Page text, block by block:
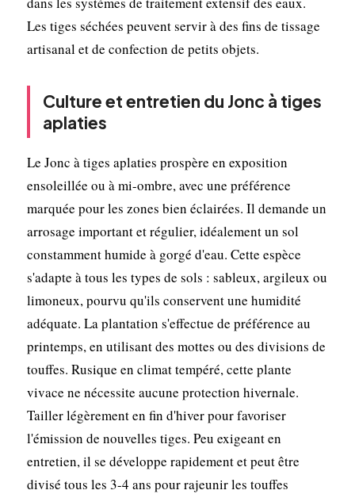
Les tiges séchées peuvent servir à des fins de tissage
artisanal et de confection de petits objets.
Culture et entretien du Jonc à tiges
aplaties
Le Jonc à tiges aplaties prospère en exposition
ensoleillée ou à mi-ombre, avec une préférence
marquée pour les zones bien éclairées. Il demande un
arrosage important et régulier, idéalement un sol
constamment humide à gorgé d'eau. Cette espèce
s'adapte à tous les types de sols : sableux, argileux ou
limoneux, pourvu qu'ils conservent une humidité
adéquate. La plantation s'effectue de préférence au
printemps, en utilisant des mottes ou des divisions de
touffes. Rusique en climat tempéré, cette plante
vivace ne nécessite aucune protection hivernale.
Tailler légèrement en fin d'hiver pour favoriser
l'émission de nouvelles tiges. Peu exigeant en
entretien, il se développe rapidement et peut être
divisé tous les 3-4 ans pour rajeunir les touffes